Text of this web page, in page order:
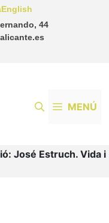
44
English
MENÚ
José Estruch. Vida i